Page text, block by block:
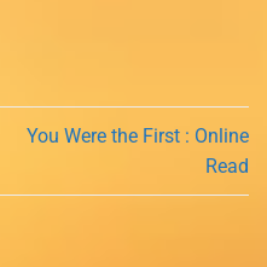
You Were the First : Online
Read